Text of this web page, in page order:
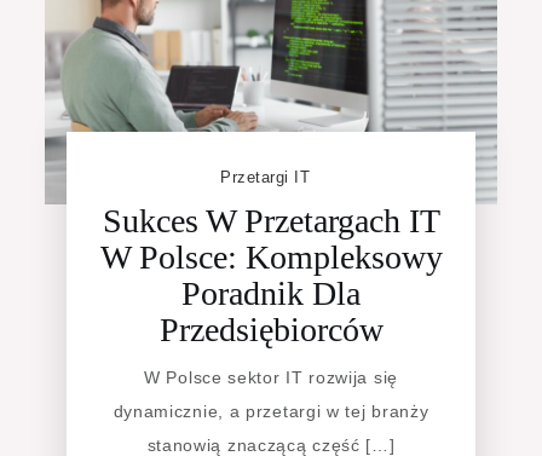
Przetargi IT
Sukces W Przetargach IT
W Polsce: Kompleksowy
Poradnik Dla
Przedsiębiorców
W Polsce sektor IT rozwija się
dynamicznie, a przetargi w tej branży
stanowią znaczącą część […]